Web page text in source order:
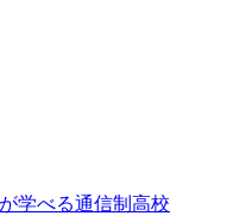
学べる通信制高校